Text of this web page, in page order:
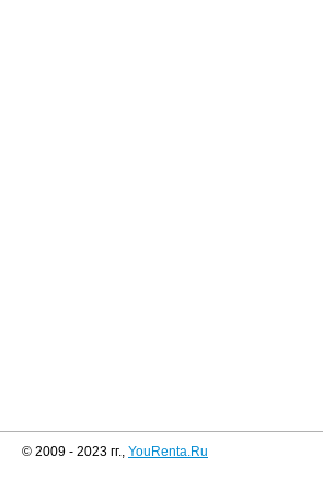
© 2009 - 2023 гг., YouRenta.Ru